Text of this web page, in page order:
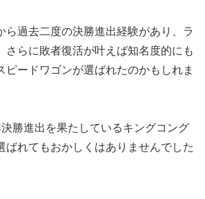
ら過去二度の決勝進出経験があり、ラ
さらに敗者復活が叶えば知名度的にも
ピードワゴンが選ばれたのかもしれま
勝進出を果たしているキングコング
ばれてもおかしくはありませんでした